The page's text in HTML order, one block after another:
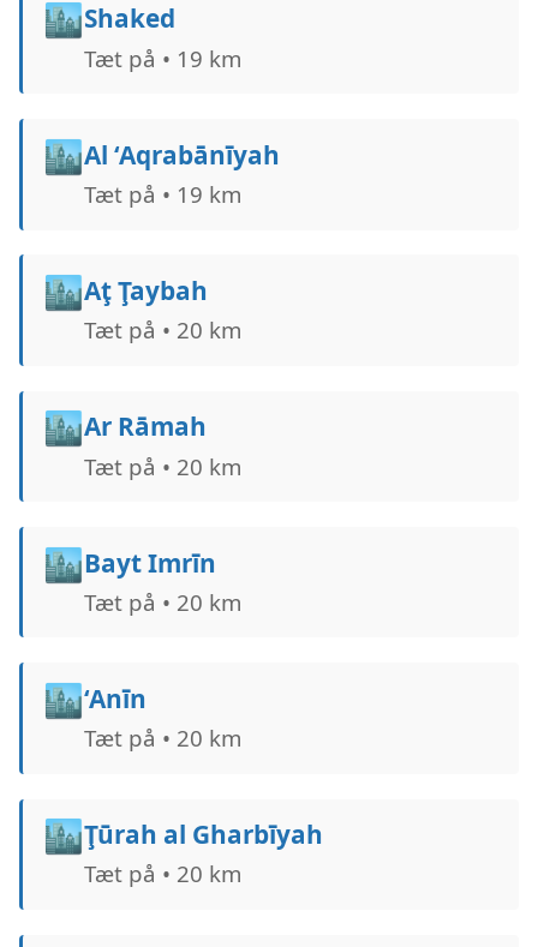
🏙️Shaked
Tæt på • 19 km
🏙️Al ‘Aqrabānīyah
Tæt på • 19 km
🏙️Aţ Ţaybah
Tæt på • 20 km
🏙️Ar Rāmah
Tæt på • 20 km
🏙️Bayt Imrīn
Tæt på • 20 km
🏙️‘Anīn
Tæt på • 20 km
🏙️Ţūrah al Gharbīyah
Tæt på • 20 km